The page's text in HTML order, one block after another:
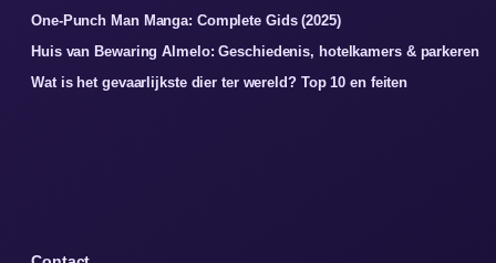
One-Punch Man Manga: Complete Gids (2025)
Huis van Bewaring Almelo: Geschiedenis, hotelkamers & parkeren
Wat is het gevaarlijkste dier ter wereld? Top 10 en feiten